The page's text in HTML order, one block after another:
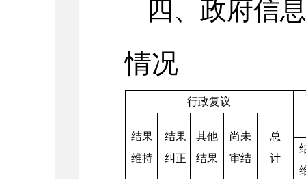
四、政府信
情况
行政复议
结果
维持
结果
纠正
其他
结果
尚未
审结
总
计